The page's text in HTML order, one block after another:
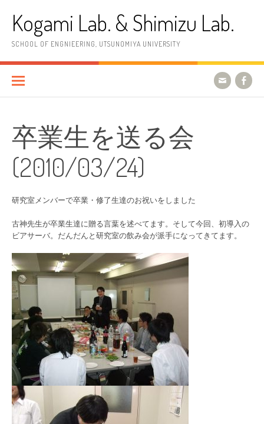
へ
ッ
Kogami Lab. & Shimizu Lab.
SCHOOL OF ENGNIEERING, UTSUNOMIYA UNIVERSITY
卒業生を送る会
(2010/03/24)
研究室メンバーで卒業・修了生達のお祝いをしました
古神先生が卒業生達に贈る言葉を述べてます。そして今回、初導入の
ビアサーバ。だんだんと研究室の飲み会が派手になってきてます。